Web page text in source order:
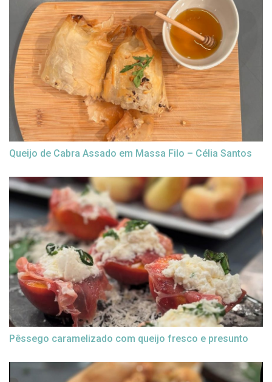
Queijo de Cabra Assado em Massa Filo – Célia Santos
Pêssego caramelizado com queijo fresco e presunto